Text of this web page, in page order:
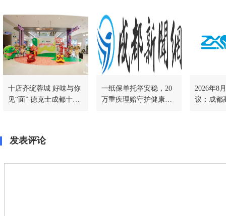
十店齐绽蓉城 好味与你
见“面” 德克士成都十店
一纸保单托举安稳，20
万重疾理赔守护健康人
2026年8
议：成都
发表评论